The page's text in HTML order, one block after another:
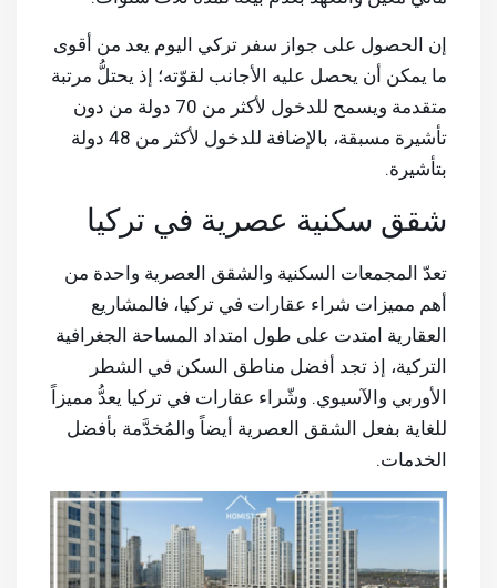
إن الحصول على جواز سفر تركي اليوم يعد من أقوى
ما يمكن أن يحصل عليه الأجانب لقوّته؛ إذ يحتلُّ مرتبة
متقدمة ويسمح للدخول لأكثر من 70 دولة من دون
تأشيرة مسبقة، بالإضافة للدخول لأكثر من 48 دولة
بتأشيرة.
شقق سكنية عصرية في تركيا
تعدّ المجمعات السكنية والشقق العصرية واحدة من
أهم مميزات شراء عقارات في تركيا، فالمشاريع
العقارية امتدت على طول امتداد المساحة الجغرافية
التركية، إذ تجد أفضل مناطق السكن في الشطر
الأوربي والآسيوي. وشّراء عقارات في تركيا يعدُّ مميزاً
للغاية بفعل الشقق العصرية أيضاً والمُخدَّمة بأفضل
الخدمات.